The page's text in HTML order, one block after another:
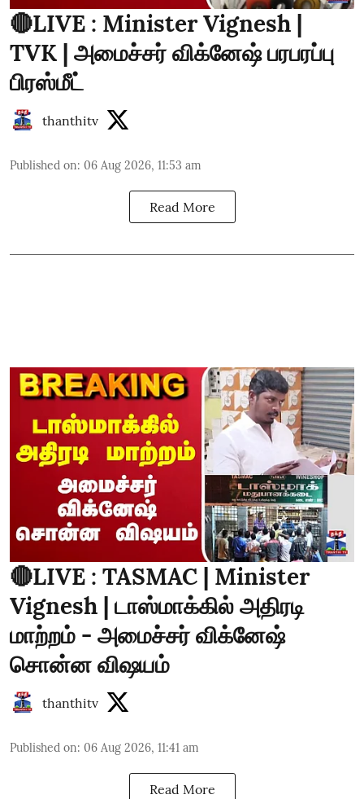
🔴LIVE : Minister Vignesh |
TVK | அமைச்சர் விக்னேஷ் பரபரப்பு
பிரஸ்மீட்
thanthitv
Published on: 06 Aug 2026, 11:53 am
Read More
🔴LIVE : TASMAC | Minister
Vignesh | டாஸ்மாக்கில் அதிரடி
மாற்றம் - அமைச்சர் விக்னேஷ்
சொன்ன விஷயம்
thanthitv
Published on: 06 Aug 2026, 11:41 am
Read More